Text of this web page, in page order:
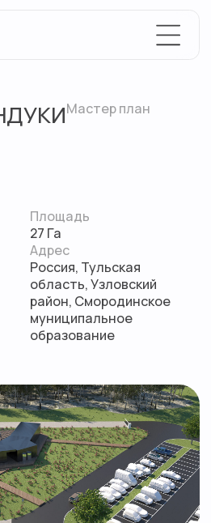
Россия, Тульская
область, Узловский
район, Смородинское
муниципальное
образование